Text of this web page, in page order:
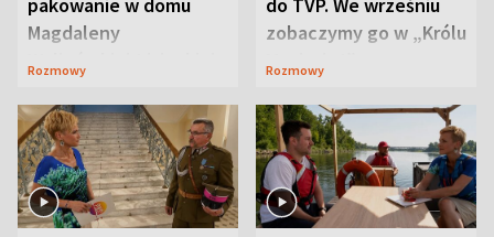
Magdaleny
Waligórskiej-Lisieckiej.
Rozmowy
zobaczymy go w „Królu
Maciusiu I”
Rozmowy